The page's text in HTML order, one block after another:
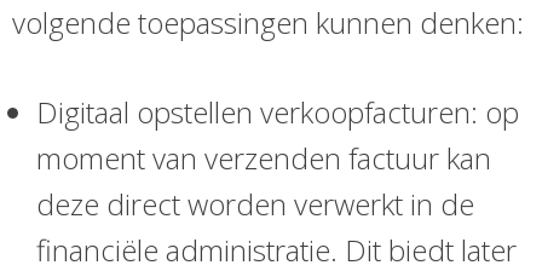
volgende toepassingen kunnen denken:
Digitaal opstellen verkoopfacturen: op
moment van verzenden factuur kan
deze direct worden verwerkt in de
financiële administratie. Dit biedt later